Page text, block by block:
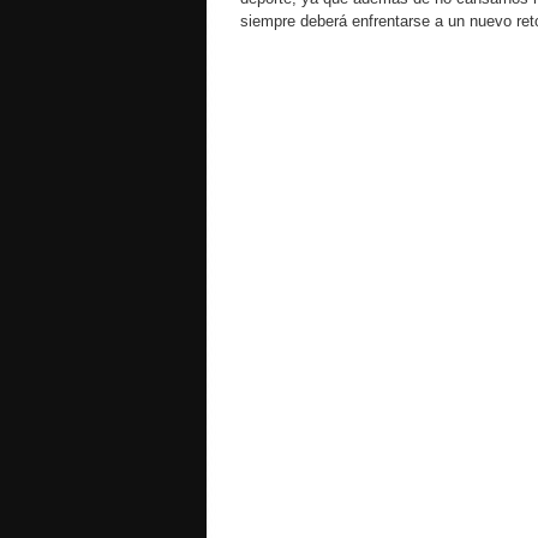
siempre deberá enfrentarse a un nuevo